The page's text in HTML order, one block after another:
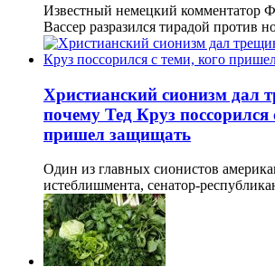
Известный немецкий комментатор
Вассер разразился тирадой против
Христианский сионизм дал
почему Тед Круз поссорился
пришел защищать
Один из главных сионистов
истеблишмента, сенатор-